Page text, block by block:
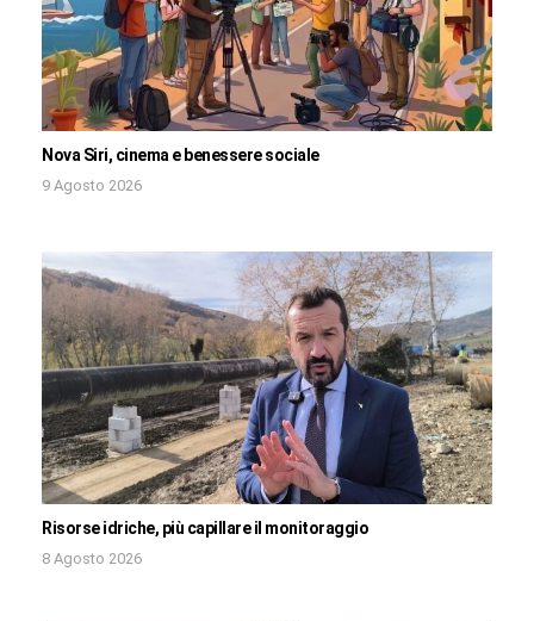
Nova Siri, cinema e benessere sociale
9 Agosto 2026
Risorse idriche, più capillare il monitoraggio
8 Agosto 2026